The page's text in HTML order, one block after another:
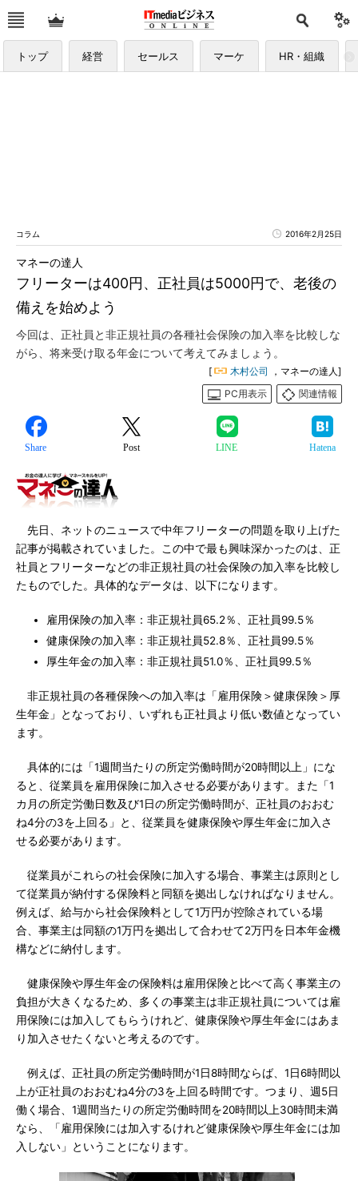
トップ 経営 セールス マーケ HR・組織
コラム 2016年2月25日
フリーターは400円、正社員は5000円で、老後の
備えを始めよう
マネーの達人
今回は、正社員と非正規社員の各種社会保険の加入率を比較しな
がら、将来受け取る年金について考えてみましょう。
[ 木村公司
，マネーの達人]
PC用表示
関連情報
Share Post LINE Hatena
先日、ネットのニュースで中年フリーターの問題を取り上げた
記事が掲載されていました。この中で最も興味深かったのは、正
社員とフリーターなどの非正規社員の社会保険の加入率を比較し
たものでした。具体的なデータは、以下になります。
雇用保険の加入率：非正規社員65.2％、正社員99.5％
健康保険の加入率：非正規社員52.8％、正社員99.5％
厚生年金の加入率：非正規社員51.0％、正社員99.5％
非正規社員の各種保険への加入率は「雇用保険＞健康保険＞厚
生年金」となっており、いずれも正社員より低い数値となってい
ます。
具体的には「1週間当たりの所定労働時間が20時間以上」にな
ると、従業員を雇用保険に加入させる必要があります。また「1
カ月の所定労働日数及び1日の所定労働時間が、正社員のおおむ
ね4分の3を上回る」と、従業員を健康保険や厚生年金に加入さ
せる必要があります。
従業員がこれらの社会保険に加入する場合、事業主は原則とし
て従業員が納付する保険料と同額を拠出しなければなりません。
例えば、給与から社会保険料として1万円が控除されている場
合、事業主は同額の1万円を拠出して合わせて2万円を日本年金機
構などに納付します。
健康保険や厚生年金の保険料は雇用保険と比べて高く事業主の
負担が大きくなるため、多くの事業主は非正規社員については雇
用保険には加入してもらうけれど、健康保険や厚生年金にはあま
り加入させたくないと考えるのです。
例えば、正社員の所定労働時間が1日8時間ならば、1日6時間以
上が正社員のおおむね4分の3を上回る時間です。つまり、週5日
働く場合、1週間当たりの所定労働時間を20時間以上30時間未満
なら、「雇用保険には加入するけれど健康保険や厚生年金には加
入しない」ということになります。